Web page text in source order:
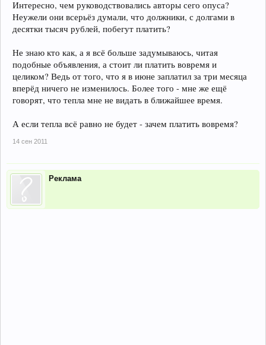
Интересно, чем руководствовались авторы сего опуса?
Неужели они всерьёз думали, что должники, с долгами в
десятки тысяч рублей, побегут платить?
Не знаю кто как, а я всё больше задумываюсь, читая
подобные объявления, а стоит ли платить вовремя и
целиком? Ведь от того, что я в июне заплатил за три месяца
вперёд ничего не изменилось. Более того - мне же ещё
говорят, что тепла мне не видать в ближайшее время.
А если тепла всё равно не будет - зачем платить вовремя?
14 сен 2011
Реклама